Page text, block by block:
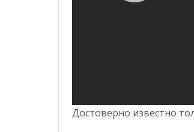
Достоверно известно